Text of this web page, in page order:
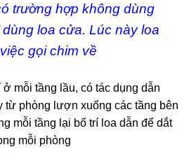
trường hợp không dùng
loa cửa. Lúc này loa
gọi chim về
mỗi tầng lầu, có tác dụng dẫn
từ phòng lượn xuống các tầng bên
mỗi tầng lại bố trí loa dẫn để dắt
mỗi phòng